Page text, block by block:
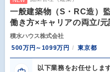
一般建築物（S・RC造）
働き方×キャリアの両立/元
積水ハウス株式会社
500万円～1099万円
東京都
以下業務をお任せします